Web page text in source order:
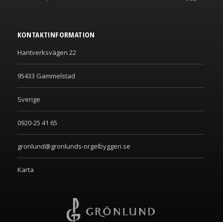
KONTAKTINFORMATION
Hantverksvägen 22
95433 Gammelstad
Sverige
0920-25 41 65
gronlund@gronlunds-orgelbyggeri.se
Karta